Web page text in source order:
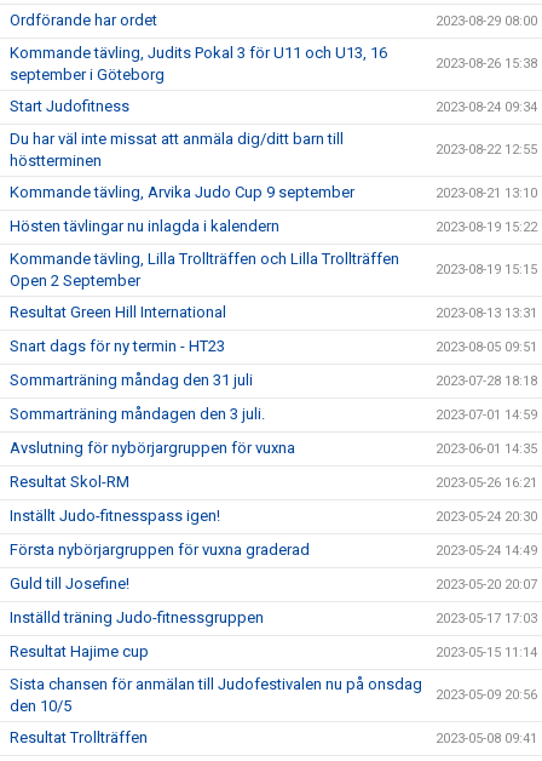
Ordförande har ordet 2023-08-29 08:00
Kommande tävling, Judits Pokal 3 för U11 och U13, 16
september i Göteborg
2023-08-26 15:38
Start Judofitness 2023-08-24 09:34
Du har väl inte missat att anmäla dig/ditt barn till
höstterminen
2023-08-22 12:55
Kommande tävling, Arvika Judo Cup 9 september 2023-08-21 13:10
Hösten tävlingar nu inlagda i kalendern 2023-08-19 15:22
Kommande tävling, Lilla Trollträffen och Lilla Trollträffen
Open 2 September
2023-08-19 15:15
Resultat Green Hill International 2023-08-13 13:31
Snart dags för ny termin - HT23 2023-08-05 09:51
Sommarträning måndag den 31 juli 2023-07-28 18:18
Sommarträning måndagen den 3 juli. 2023-07-01 14:59
Avslutning för nybörjargruppen för vuxna 2023-06-01 14:35
Resultat Skol-RM 2023-05-26 16:21
Inställt Judo-fitnesspass igen! 2023-05-24 20:30
Första nybörjargruppen för vuxna graderad 2023-05-24 14:49
Guld till Josefine! 2023-05-20 20:07
Inställd träning Judo-fitnessgruppen 2023-05-17 17:03
Resultat Hajime cup 2023-05-15 11:14
Sista chansen för anmälan till Judofestivalen nu på onsdag
den 10/5
2023-05-09 20:56
Resultat Trollträffen 2023-05-08 09:41